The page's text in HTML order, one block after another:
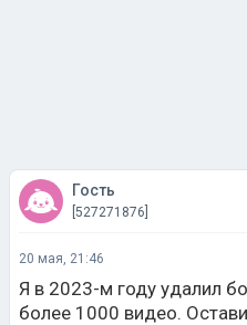
Гость
[527271876]
20 мая, 21:46
Я в 2023-м году удалил
более 1000 видео.